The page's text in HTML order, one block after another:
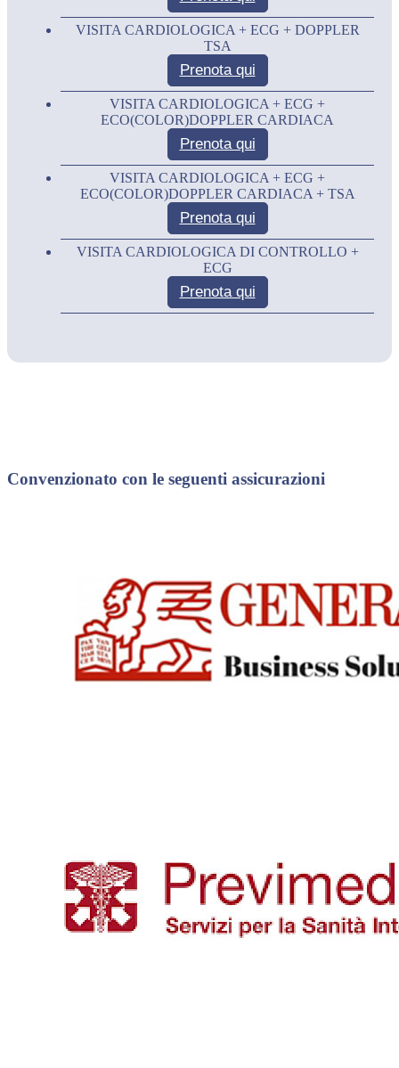
VISITA CARDIOLOGICA + ECG + DOPPLER
TSA
Prenota qui
VISITA CARDIOLOGICA + ECG +
ECO(COLOR)DOPPLER CARDIACA
Prenota qui
VISITA CARDIOLOGICA + ECG +
ECO(COLOR)DOPPLER CARDIACA + TSA
Prenota qui
VISITA CARDIOLOGICA DI CONTROLLO +
ECG
Prenota qui
Convenzionato con le seguenti assicurazioni